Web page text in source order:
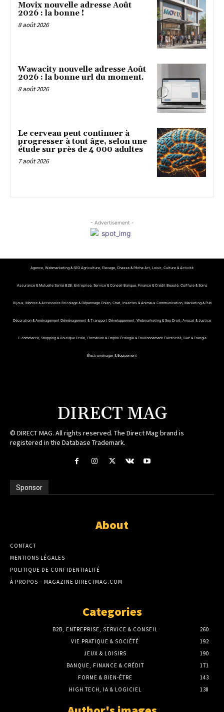
Movix nouvelle adresse Août
2026 : la bonne !
8 août 2026
Wawacity nouvelle adresse Août
2026 : la bonne url du moment.
8 août 2026
Le cerveau peut continuer à
progresser à tout âge, selon une
étude sur près de 4 000 adultes
7 août 2026
- Advertisement -
Agence, Webmarketing & SEO Agriculture, Elevage, Chasse & Pêche Art, Loisir, Culture & Activité
Assurance & Mutuelle Santé B2B, Entreprise, Service & Conseil Banque, Finance & Crédit Beauté, Coiffure & Soins
Bijoux, Montre & Accessoire Bricolage & Dépannage Chien, Chat, Insectes & Animaux Communication, Marketing & Pub
Décoration & Aménagement Déménagement & Transport Développement, Webmarketing & Seo Droit, Avocat & Justice
E-commerce, Shopping & Boutique Ecole, Formation & Emploi Écologie & Environnement Électricité, Gaz & Energie
Électroménager & Equipement
DIRECT MAG
© DIRECT MAG. All rights reserved. The Direct Mag brand is
registered in the Database Trademark.
Sponsor
About
CONTACT
MENTIONS LÉGALES
POLITIQUE DE CONFIDENTIALITÉ
À PROPOS – MAGAZINE DIRECTMAG.COM
Categories
B2B, ENTREPRISE, SERVICE & CONSEIL
260
VIE PRATIQUE & SOCIÉTÉ
192
JEUX & LOISIRS
190
BANQUE, FINANCE & CRÉDIT
171
FORME & BIEN-ÊTRE
143
HIGH TECH, IA & LOGICIEL
138